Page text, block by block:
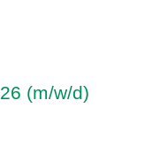
(m/w/d)